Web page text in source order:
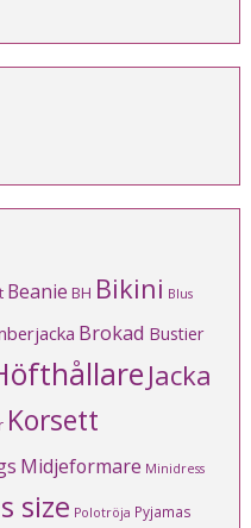
Beanie BH Bikini Blus
Brokad Bustier
Jacka
Korsett
Midjeformare Minidress
size Polotröja Pyjamas